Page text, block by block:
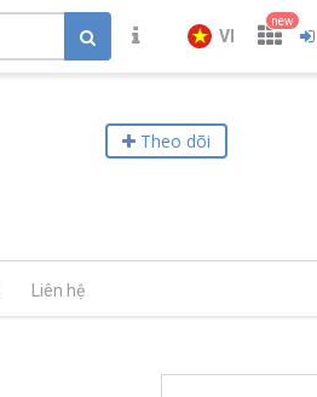
VI
new
Theo dõi
Liên hệ